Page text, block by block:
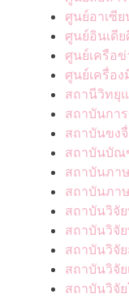
ศูนย์อาเซี
ศูนย์อินเดี
ศูนย์เครือ
ศูนย์เครื่อ
สถานีวิทยุ
สถาบันกา
สถาบันขง
สถาบันบัณ
สถาบันภา
สถาบันภา
สถาบันวิจั
สถาบันวิจั
สถาบันวิจั
สถาบันวิจั
สถาบันวิจั